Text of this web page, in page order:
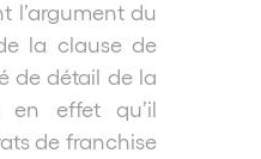
l’argument du
la clause de
de détail de la
en effet qu’il
de franchise